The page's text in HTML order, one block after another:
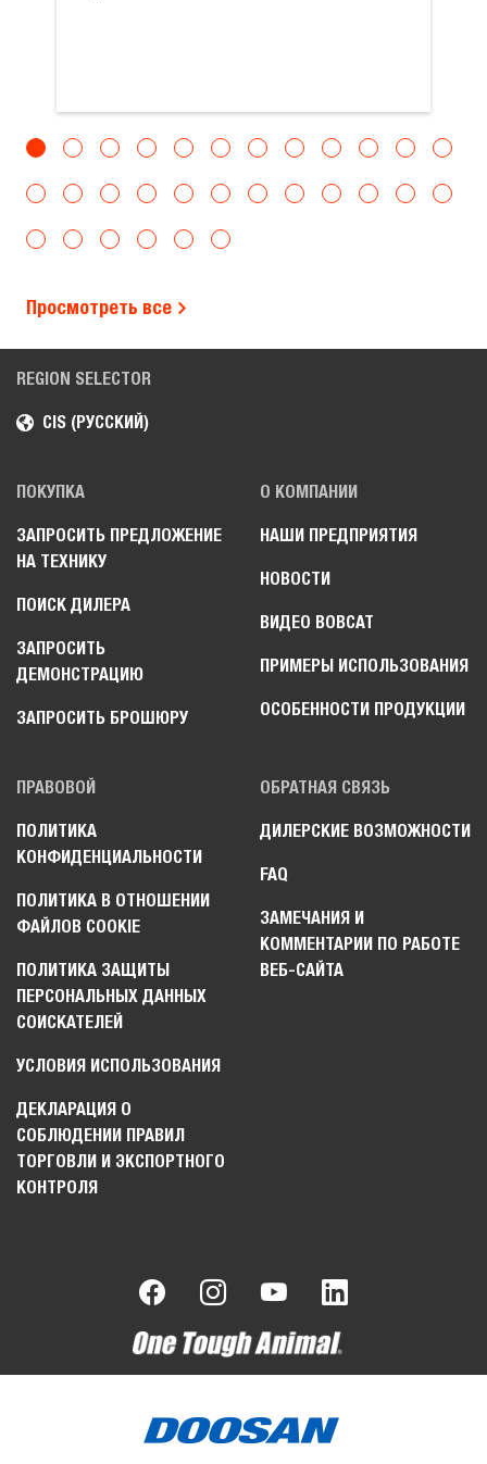
Просмотреть все
REGION SELECTOR
CIS (РУССКИЙ)
ПОКУПКА
ЗАПРОСИТЬ ПРЕДЛОЖЕНИЕ
НА ТЕХНИКУ
ПОИСК ДИЛЕРА
ЗАПРОСИТЬ
ДЕМОНСТРАЦИЮ
ЗАПРОСИТЬ БРОШЮРУ
О КОМПАНИИ
НАШИ ПРЕДПРИЯТИЯ
НОВОСТИ
ВИДЕО BOBCAT
ПРИМЕРЫ ИСПОЛЬЗОВАНИЯ
ОСОБЕННОСТИ ПРОДУКЦИИ
ПРАВОВОЙ
ПОЛИТИКА
КОНФИДЕНЦИАЛЬНОСТИ
ПОЛИТИКА В ОТНОШЕНИИ
ФАЙЛОВ COOKIE
ПОЛИТИКА ЗАЩИТЫ
ПЕРСОНАЛЬНЫХ ДАННЫХ
СОИСКАТЕЛЕЙ
УСЛОВИЯ ИСПОЛЬЗОВАНИЯ
ДЕКЛАРАЦИЯ О
СОБЛЮДЕНИИ ПРАВИЛ
ТОРГОВЛИ И ЭКСПОРТНОГО
КОНТРОЛЯ
ОБРАТНАЯ СВЯЗЬ
ДИЛЕРСКИЕ ВОЗМОЖНОСТИ
FAQ
ЗАМЕЧАНИЯ И
КОММЕНТАРИИ ПО РАБОТЕ
ВЕБ-САЙТА